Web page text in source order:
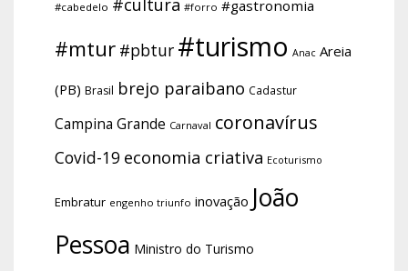
#cabedelo #forro #gastronomia
#mtur #pbtur #turismo Anac Areia
(PB) Brasil brejo paraibano Cadastur
Campina Grande Carnaval coronavírus
Covid-19 economia criativa Ecoturismo
Embratur engenho triunfo inovação João
Pessoa Ministro do Turismo